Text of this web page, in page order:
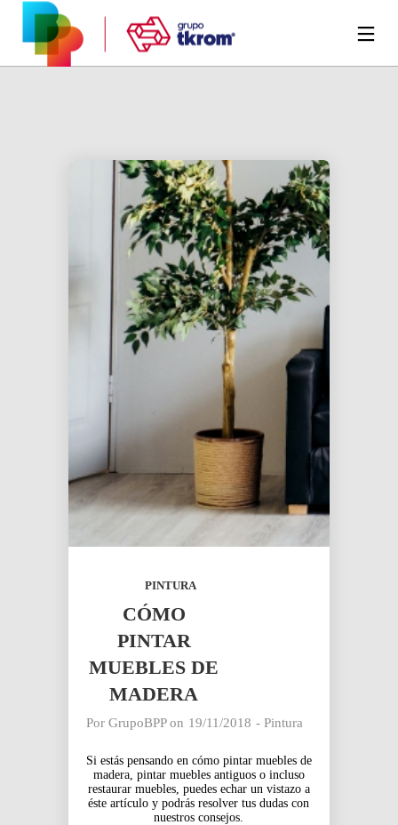
PINTURA
CÓMO
PINTAR
MUEBLES DE
MADERA
Por GrupoBPPon 19/11/2018 - Pintura
Si estás pensando en cómo pintar muebles de
madera, pintar muebles antiguos o incluso
restaurar muebles, puedes echar un vistazo a
éste artículo y podrás resolver tus dudas con
nuestros consejos.